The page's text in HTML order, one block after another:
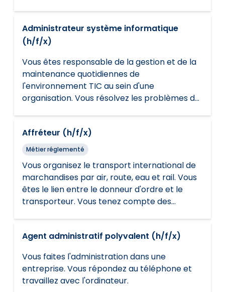
Administrateur système informatique
(h/f/x)
Vous êtes responsable de la gestion et de la
maintenance quotidiennes de
l'environnement TIC au sein d'une
organisation. Vous résolvez les problèmes de
règlements.
Affréteur (h/f/x)
Métier réglementé
Vous organisez le transport international de
marchandises par air, route, eau et rail. Vous
êtes le lien entre le donneur d'ordre et le
transporteur. Vous tenez compte des
Agent administratif polyvalent (h/f/x)
Vous faites l'administration dans une
entreprise. Vous répondez au téléphone et
travaillez avec l'ordinateur.